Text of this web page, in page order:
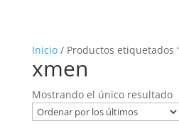
Inicio/ Productos etiquetados
xmen
Mostrando el único resultado